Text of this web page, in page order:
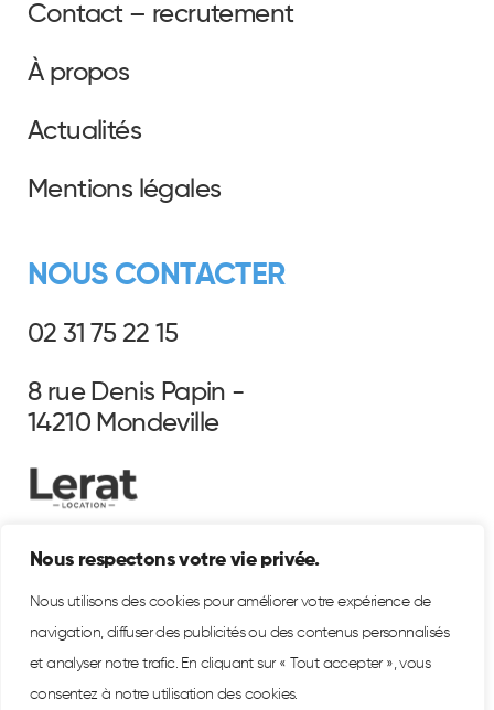
Nous respectons votre vie privée.
Nous utilisons des cookies pour améliorer votre expérience de
navigation, diffuser des publicités ou des contenus personnalisés
et analyser notre trafic. En cliquant sur « Tout accepter », vous
consentez à notre utilisation des cookies.
Contact – recrutement
À propos
Actualités
Mentions légales
NOUS CONTACTER
02 31 75 22 15
8 rue Denis Papin -
14210 Mondeville